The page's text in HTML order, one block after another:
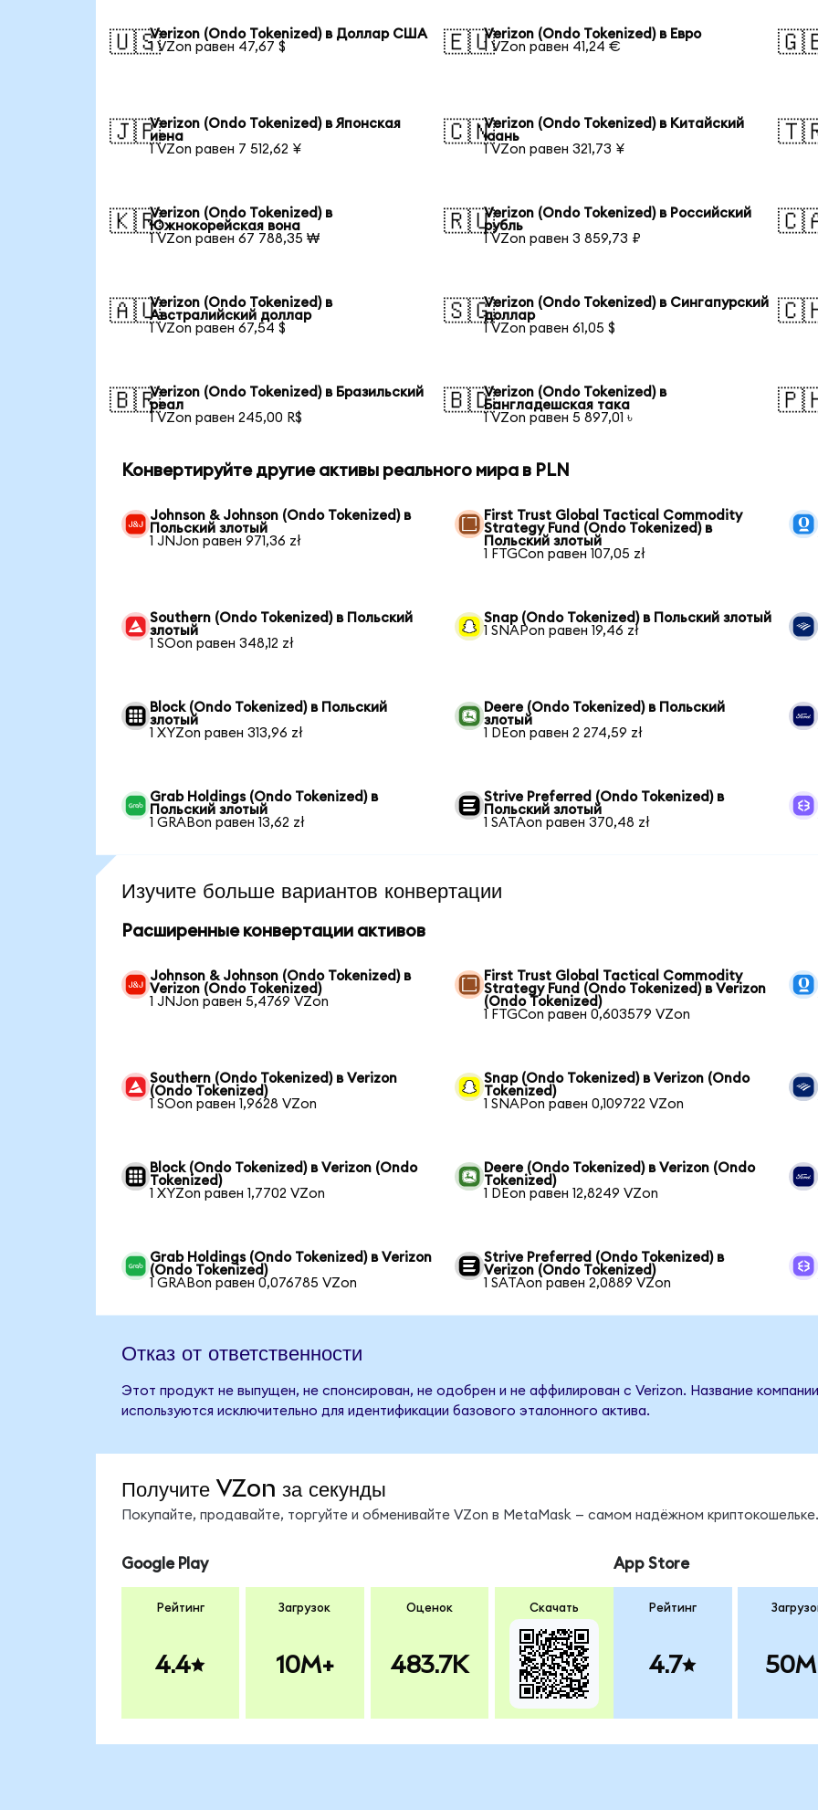
🇺🇸Verizon (Ondo Tokenized) в Доллар США
1 VZon равен 47,67 $
🇪🇺Verizon (Ondo Tokenized) в Евро
1 VZon равен 41,24 €
🇯🇵Verizon (Ondo Tokenized) в Японская
иена
1 VZon равен 7 512,62 ¥
🇨🇳Verizon (Ondo Tokenized) в Китайский
юань
1 VZon равен 321,73 ¥
🇰🇷Verizon (Ondo Tokenized) в
Южнокорейская вона
1 VZon равен 67 788,35 ₩
🇷🇺Verizon (Ondo Tokenized) в Российский
рубль
1 VZon равен 3 859,73 ₽
🇦🇺Verizon (Ondo Tokenized) в
Австралийский доллар
1 VZon равен 67,54 $
🇸🇬Verizon (Ondo Tokenized) в Сингапурский
доллар
1 VZon равен 61,05 $
🇧🇷Verizon (Ondo Tokenized) в Бразильский
реал
1 VZon равен 245,00 R$
🇧🇩Verizon (Ondo Tokenized) в
Бангладешская така
1 VZon равен 5 897,01 ৳
Конвертируйте другие активы реального мира в PLN
Johnson & Johnson (Ondo Tokenized) в
Польский злотый
1 JNJon равен 971,36 zł
First Trust Global Tactical Commodity
Strategy Fund (Ondo Tokenized) в
Польский злотый
1 FTGCon равен 107,05 zł
Southern (Ondo Tokenized) в Польский
злотый
1 SOon равен 348,12 zł
Snap (Ondo Tokenized) в Польский злотый
1 SNAPon равен 19,46 zł
Block (Ondo Tokenized) в Польский
злотый
1 XYZon равен 313,96 zł
Deere (Ondo Tokenized) в Польский
злотый
1 DEon равен 2 274,59 zł
Grab Holdings (Ondo Tokenized) в
Польский злотый
1 GRABon равен 13,62 zł
Strive Preferred (Ondo Tokenized) в
Польский злотый
1 SATAon равен 370,48 zł
Изучите больше вариантов конвертации
Расширенные конвертации активов
Johnson & Johnson (Ondo Tokenized) в
Verizon (Ondo Tokenized)
1 JNJon равен 5,4769 VZon
First Trust Global Tactical Commodity
Strategy Fund (Ondo Tokenized) в Verizon
(Ondo Tokenized)
1 FTGCon равен 0,603579 VZon
Southern (Ondo Tokenized) в Verizon
(Ondo Tokenized)
1 SOon равен 1,9628 VZon
Snap (Ondo Tokenized) в Verizon (Ondo
Tokenized)
1 SNAPon равен 0,109722 VZon
Block (Ondo Tokenized) в Verizon (Ondo
Tokenized)
1 XYZon равен 1,7702 VZon
Deere (Ondo Tokenized) в Verizon (Ondo
Tokenized)
1 DEon равен 12,8249 VZon
Grab Holdings (Ondo Tokenized) в Verizon
(Ondo Tokenized)
1 GRABon равен 0,076785 VZon
Strive Preferred (Ondo Tokenized) в
Verizon (Ondo Tokenized)
1 SATAon равен 2,0889 VZon
Отказ от ответственности
Этот продукт не выпущен, не спонсирован, не одобрен и не аффилирован с Verizon. Название
используются исключительно для идентификации базового эталонного актива.
Получите VZon за секунды
Покупайте, продавайте, торгуйте и обменивайте VZon в MetaMask — самом надёжном криптокошельке.
Google Play
Рейтинг
4.4
Загрузок
10M+
Оценок
483.7K
Скачать
App Store
Рейтинг
4.7